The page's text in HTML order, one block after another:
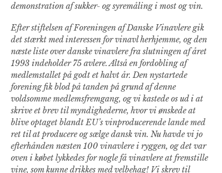
demonstration af sukker- og syremåling i most og vin.
Efter stiftelsen af Foreningen af Danske Vinavlere gik
det stærkt med interessen for vinavl herhjemme, og den
næste liste over danske vinavlere fra slutningen af året
1993 indeholder 75 avlere. Altså en fordobling af
medlemstallet på godt et halvt år. Den nystartede
forening fik blod på tanden på grund af denne
voldsomme medlemsfremgang, og vi kastede os ud i at
skrive et brev til myndighederne, hvor vi ønskede at
blive optaget blandt EU’s vinproducerende lande med
ret til at producere og sælge dansk vin. Nu havde vi jo
efterhånden næsten 100 vinavlere i ryggen, og det var
oven i købet lykkedes for nogle få vinavlere at fremstille
vine, som kunne drikkes med velbehag! Vi skrev til